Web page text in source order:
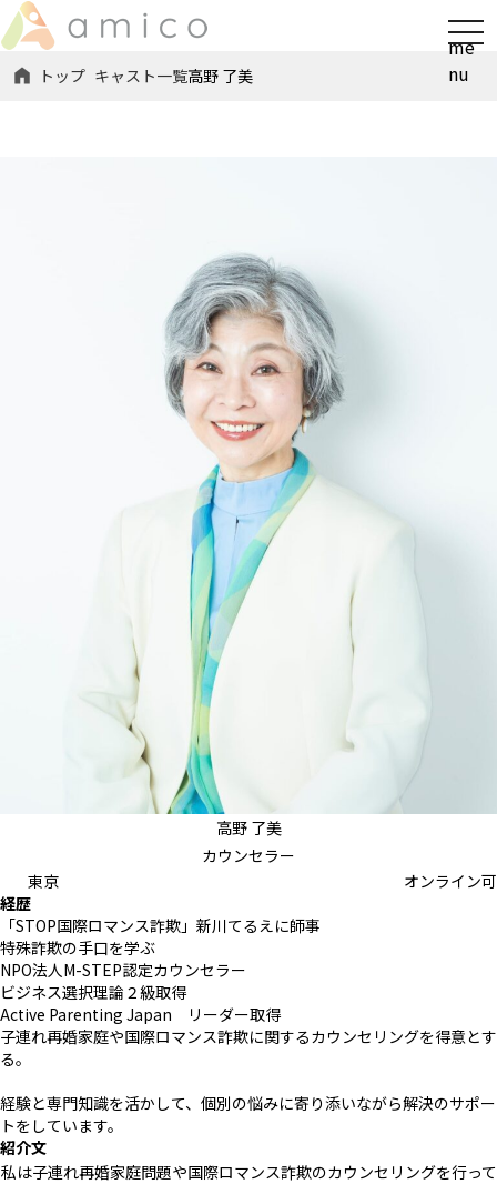
t
o
g
me
nu
トップ キャスト一覧高野 了美
高野 了美
カウンセラー
東京
オンライン可
経歴
「STOP国際ロマンス詐欺」新川てるえに師事
特殊詐欺の手口を学ぶ
NPO法人M-STEP認定カウンセラー
ビジネス選択理論２級取得
Active Parenting Japan リーダー取得
子連れ再婚家庭や国際ロマンス詐欺に関するカウンセリングを得意とす
る。
経験と専門知識を活かして、個別の悩みに寄り添いながら解決のサポー
トをしています。
紹介文
私は子連れ再婚家庭問題や国際ロマンス詐欺のカウンセリングを行って